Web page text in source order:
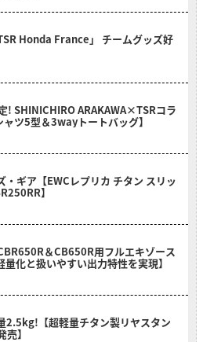
! SHINICHIRO ARAKAWA×TSRコラ
ツ5型＆3wayトートバッグ】
ギア【EWCレプリカ チタン スリッ
】
＆CB650R用フルエキゾース
化と扱いやすい出力特性を実現】
2.5kg!【超軽量チタン製リヤスタン
売】